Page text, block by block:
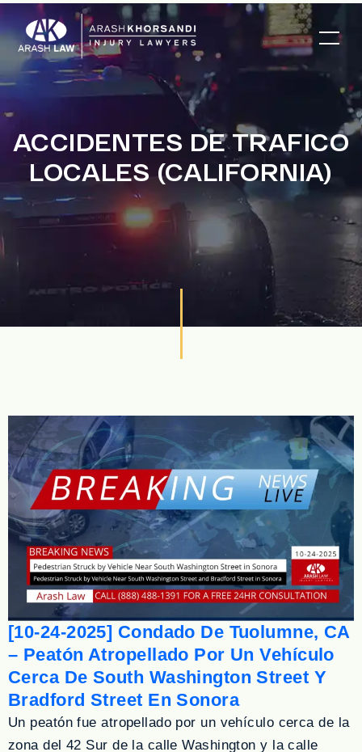
ACCIDENTES DE TRAFICO
LOCALES (CALIFORNIA)
[10-24-2025] Condado De Tuolumne, CA
– Peatón Atropellado Por Un Vehículo
Cerca De South Washington Street Y
Bradford Street En Sonora
Un peatón fue atropellado por un vehículo cerca de la
zona del 42 Sur de la calle Washington y la calle